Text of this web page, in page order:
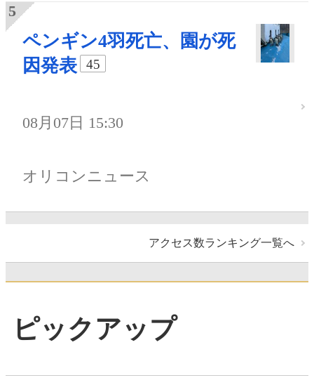
ペンギン4羽死亡、園が死
因発表
45
08月07日 15:30
オリコンニュース
アクセス数ランキング一覧へ
ピックアップ